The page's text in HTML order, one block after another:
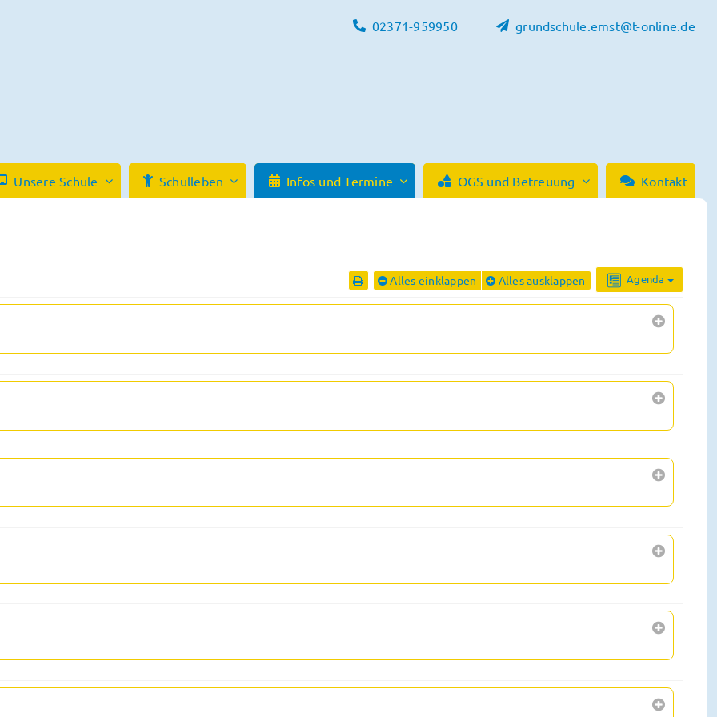
02371-959950 grundschule.emst@t-online.de
Unsere Schule Schulleben Infos und Termine OGS und Betreuung Kontakt
Agenda
Alles einklappen Alles ausklappen